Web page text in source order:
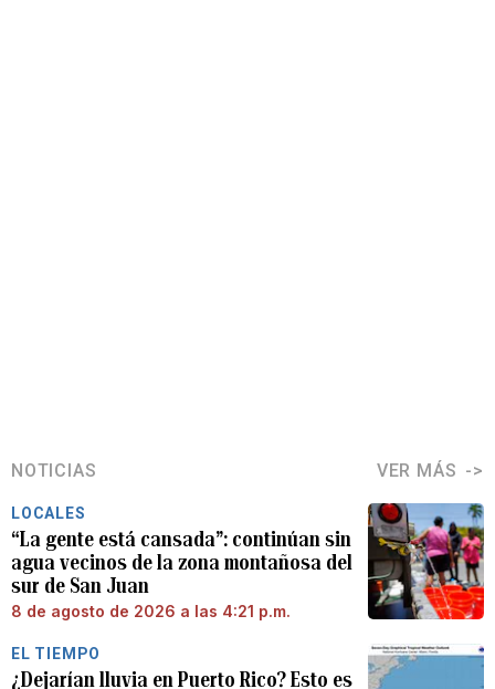
NOTICIAS VER MÁS
LOCALES
“La gente está cansada”: continúan sin
agua vecinos de la zona montañosa del
sur de San Juan
8 de agosto de 2026 a las 4:21 p.m.
EL TIEMPO
¿Dejarían lluvia en Puerto Rico? Esto es